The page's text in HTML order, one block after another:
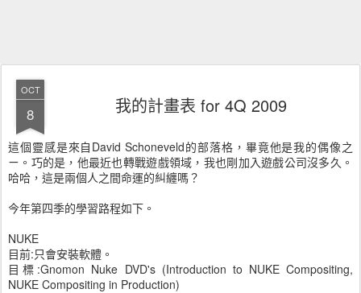
OCT
8 我的計畫表 for 4Q 2009
這個靈感是來自David Schoneveld的部落格，畢竟他是我的偶像之
ㄧ。巧的是，他最近也轉戰遊戲領域，我也剛加入遊戲公司沒多久。
哈哈，這是兩個人之間命運的糾纏嗎？
今年第四季的學習路程如下。
NUKE
目前:只會安裝軟體。
目標:Gnomon Nuke DVD's (Introduction to NUKE Compositing,
NUKE Compositing in Production)